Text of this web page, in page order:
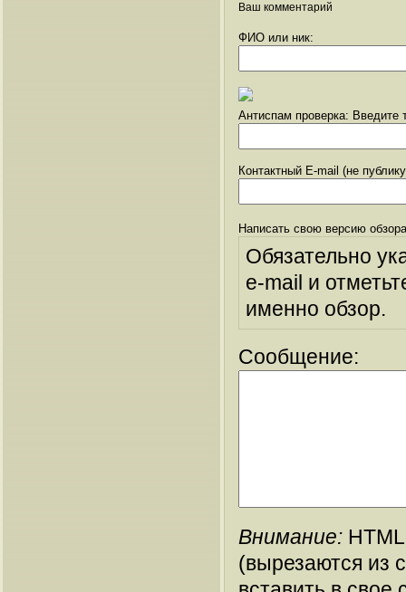
Ваш комментарий
ФИО или ник:
Антиспам проверка: Введите
Контактный E-mail (не
Написать свою версию
Обязательно
e-mail и
именно обзор.
Сообщение:
Внимание:
(вырезаются из